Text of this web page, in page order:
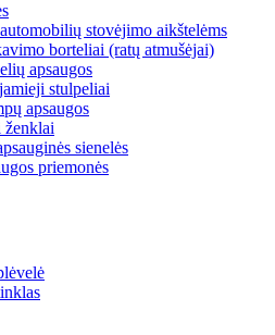
stovėjimo aikštelėms
borteliai (ratų atmušėjai)
apsaugos
stulpeliai
apsaugos
ženklai
sienelės
priemonės